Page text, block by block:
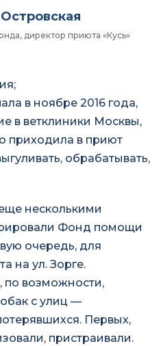
директор приюта «Кусь»
в ноябре 2016 года,
в ветклиники Москвы,
приходила в приют
обрабатывать,
несколькими
Фонд помощи
очередь, для
на ул. Зорге.
по возможности,
с улиц —
Первых,
пристраивали.